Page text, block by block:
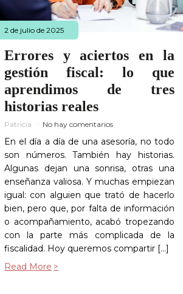
2 de julio de 2025
Errores y aciertos en la
gestión fiscal: lo que
aprendimos de tres
historias reales
Patricia No hay comentarios
En el día a día de una asesoría, no todo
son números. También hay historias.
Algunas dejan una sonrisa, otras una
enseñanza valiosa. Y muchas empiezan
igual: con alguien que trató de hacerlo
bien, pero que, por falta de información
o acompañamiento, acabó tropezando
con la parte más complicada de la
fiscalidad. Hoy queremos compartir […]
Read More